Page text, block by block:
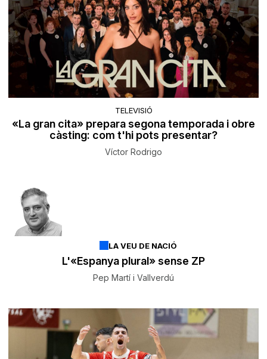
TELEVISIÓ
«La gran cita» prepara segona temporada i obre
càsting: com t'hi pots presentar?
Víctor Rodrigo
LA VEU DE NACIÓ
L'«Espanya plural» sense ZP
Pep Martí i Vallverdú